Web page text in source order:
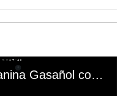
El mal momento de Yanina Gasañol con un hincha argentino en "Subrayado"